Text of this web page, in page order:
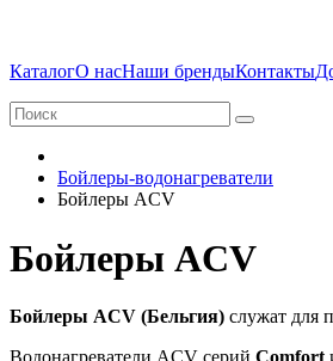
КаталогО насНаши брендыКонтакты
Бойлеры-водонагреватели
Бойлеры ACV
Бойлеры ACV
Бойлеры ACV (Бельгия) служат для
Водонагреватели ACV серий Comfort